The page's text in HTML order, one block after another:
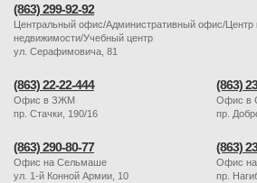
(863) 299-92-92
Центральный офис/Административный офис/Центр
недвижимости/Учебный центр
ул. Серафимовича, 81
(863) 22-22-444
Офис в ЗЖМ
пр. Стачки, 190/16
(863)
Офис в
пр.
(863) 290-80-77
Офис на Сельмаше
ул. 1-й Конной Армии, 10
(863)
Офис на
пр.